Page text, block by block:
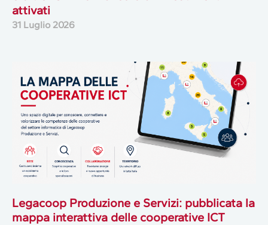
attivati
31 Luglio 2026
Legacoop Produzione e Servizi: pubblicata la
mappa interattiva delle cooperative ICT